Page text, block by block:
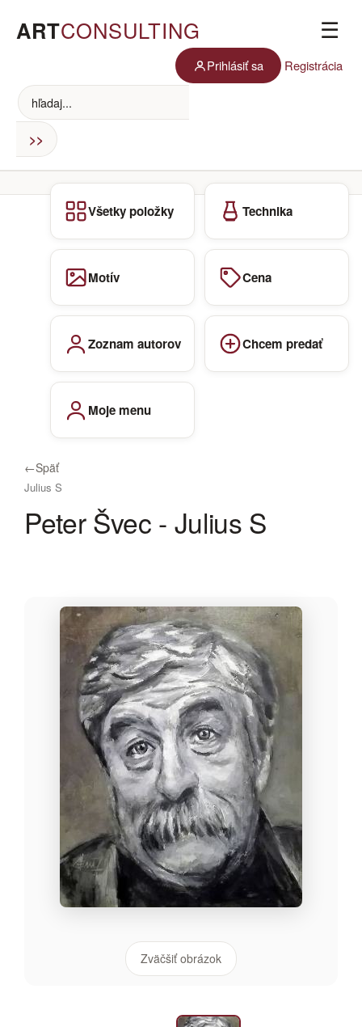
ARTCONSULTING ☰
Prihlásiť sa Registrácia
Všetky položky Technika
Motív Cena
Zoznam autorov Chcem predať
Moje menu
←Späť
Julius S
Peter Švec - Julius S
Zväčšiť obrázok